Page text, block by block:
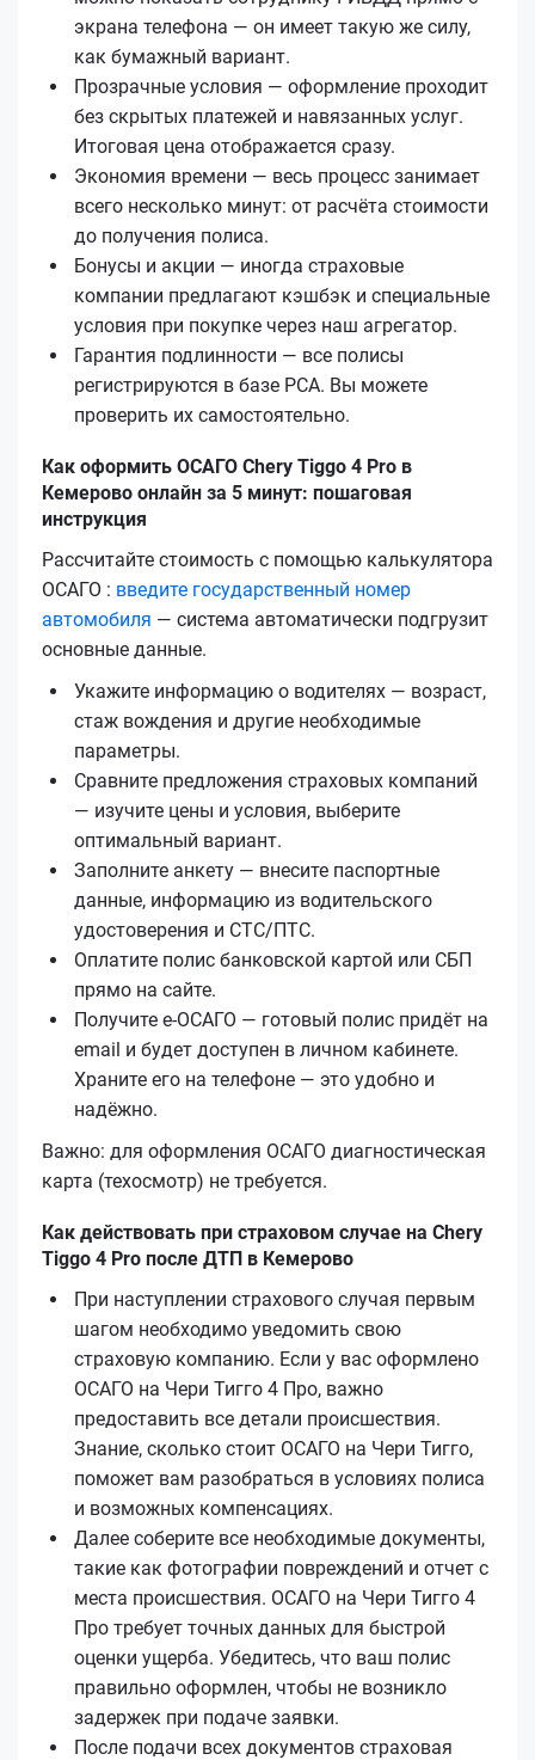
экрана телефона — он имеет такую же силу,
как бумажный вариант.
Прозрачные условия — оформление проходит
без скрытых платежей и навязанных услуг.
Итоговая цена отображается сразу.
Экономия времени — весь процесс занимает
всего несколько минут: от расчёта стоимости
до получения полиса.
Бонусы и акции — иногда страховые
компании предлагают кэшбэк и специальные
условия при покупке через наш агрегатор.
Гарантия подлинности — все полисы
регистрируются в базе РСА. Вы можете
проверить их самостоятельно.
Как оформить ОСАГО Chery Tiggo 4 Pro в
Кемерово онлайн за 5 минут: пошаговая
инструкция
Рассчитайте стоимость с помощью калькулятора
ОСАГО : введите государственный номер
автомобиля — система автоматически подгрузит
основные данные.
Укажите информацию о водителях — возраст,
стаж вождения и другие необходимые
параметры.
Сравните предложения страховых компаний
— изучите цены и условия, выберите
оптимальный вариант.
Заполните анкету — внесите паспортные
данные, информацию из водительского
удостоверения и СТС/ПТС.
Оплатите полис банковской картой или СБП
прямо на сайте.
Получите е‑ОСАГО — готовый полис придёт на
email и будет доступен в личном кабинете.
Храните его на телефоне — это удобно и
надёжно.
Важно: для оформления ОСАГО диагностическая
карта (техосмотр) не требуется.
Как действовать при страховом случае на Chery
Tiggo 4 Pro после ДТП в Кемерово
При наступлении страхового случая первым
шагом необходимо уведомить свою
страховую компанию. Если у вас оформлено
ОСАГО на Чери Тигго 4 Про, важно
предоставить все детали происшествия.
Знание, сколько стоит ОСАГО на Чери Тигго,
поможет вам разобраться в условиях полиса
и возможных компенсациях.
Далее соберите все необходимые документы,
такие как фотографии повреждений и отчет с
места происшествия. ОСАГО на Чери Тигго 4
Про требует точных данных для быстрой
оценки ущерба. Убедитесь, что ваш полис
правильно оформлен, чтобы не возникло
задержек при подаче заявки.
После подачи всех документов страховая